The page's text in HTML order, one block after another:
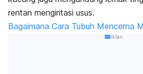
rentan mengiritasi usus.
Bagaimana Cara Tubuh Mencerna
Iklan